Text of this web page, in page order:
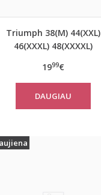
Triumph 38(M) 44(XXL)
46(XXXL) 48(XXXXL)
marškinėliai Be Pure
Shirt 02
1999€
DAUGIAU